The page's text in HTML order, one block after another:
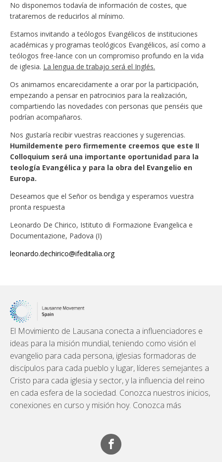
No disponemos todavía de información de costes, que
trataremos de reducirlos al mínimo.
Estamos invitando a teólogos Evangélicos de instituciones
académicas y programas teológicos Evangélicos, así como a
teólogos free-lance con un compromiso profundo en la vida
de iglesia. La lengua de trabajo será el Inglés.
Os animamos encarecidamente a orar por la participación,
empezando a pensar en patrocinios para la realización,
compartiendo las novedades con personas que penséis que
podrían acompañaros.
Nos gustaría recibir vuestras reacciones y sugerencias.
Humildemente pero firmemente creemos que este II
Colloquium será una importante oportunidad para la
teología Evangélica y para la obra del Evangelio en
Europa.
Deseamos que el Señor os bendiga y esperamos vuestra
pronta respuesta
Leonardo De Chirico, Istituto di Formazione Evangelica e
Documentazione, Padova (I)
leonardo.dechirico@ifeditalia.org
El Movimiento de Lausana conecta a influenciadores e
ideas para la misión mundial, teniendo como visión el
evangelio para cada persona, iglesias formadoras de
discípulos para cada pueblo y lugar, líderes semejantes a
Cristo para cada iglesia y sector, y la influencia del reino
en cada esfera de la sociedad. Conozca nuestros inicios,
conexiones en curso y misión hoy. Conozca más